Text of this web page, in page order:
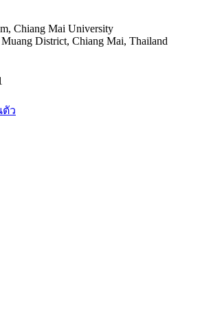
Chiang Mai University
District, Chiang Mai, Thailand
ตัว